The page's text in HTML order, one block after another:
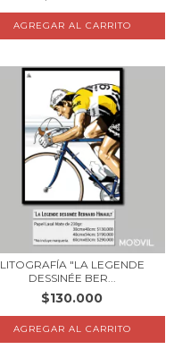
AGREGAR AL CARRITO
LITOGRAFÍA "LA LEGENDE
DESSINÉE BER...
$130.000
AGREGAR AL CARRITO